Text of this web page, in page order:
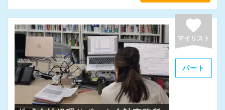
favorite
マイリスト
パート